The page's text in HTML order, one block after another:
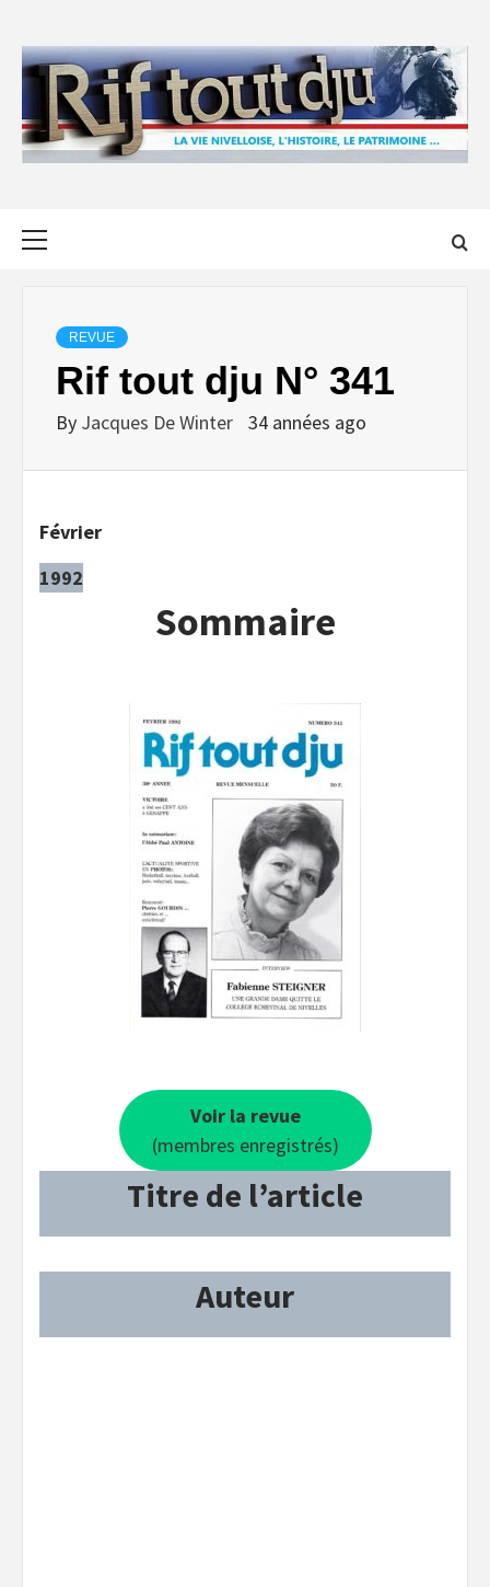
content
REVUE
Rif tout dju N° 341
By Jacques De Winter 34 années ago
Février
1992
Sommaire
Voir la revue
(membres enregistrés)
Titre de l’article
Auteur